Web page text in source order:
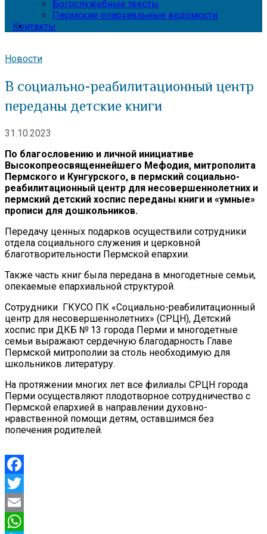
Богослужебные тексты
Пермские епархиальные ведомости
Контакты
Новости
В социально-реабилитационный центр
переданы детские книги
31.10.2023
По благословению и личной инициативе
Высокопреосвященнейшего Мефодия, митрополита
Пермского и Кунгурского, в пермский социально-
реабилитационный центр для несовершеннолетних и
пермский детский хоспис переданы книги и «умные»
прописи для дошкольников.
Передачу ценных подарков осуществили сотрудники
отдела социального служения и церковной
благотворительности Пермской епархии.
Также часть книг была передана в многодетные семьи,
опекаемые епархиальной структурой.
Сотрудники ГКУСО ПК «Социально-реабилитационный
центр для несовершеннолетних» (СРЦН), Детский
хоспис при ДКБ № 13 города Перми и многодетные
семьи выражают сердечную благодарность Главе
Пермской митрополии за столь необходимую для
школьников литературу.
На протяжении многих лет все филиалы СРЦН города
Перми осуществляют плодотворное сотрудничество с
Пермской епархией в направлении духовно-
нравственной помощи детям, оставшимся без
попечения родителей.
Facebook
Twitter
Email